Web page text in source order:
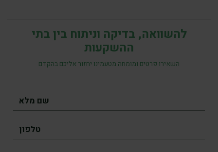
להשוואה, בדיקה וניתוח בין בתי
ההשקעות
השאירו פרטים ומומחה מטעמינו יחזור אליכם בהקדם